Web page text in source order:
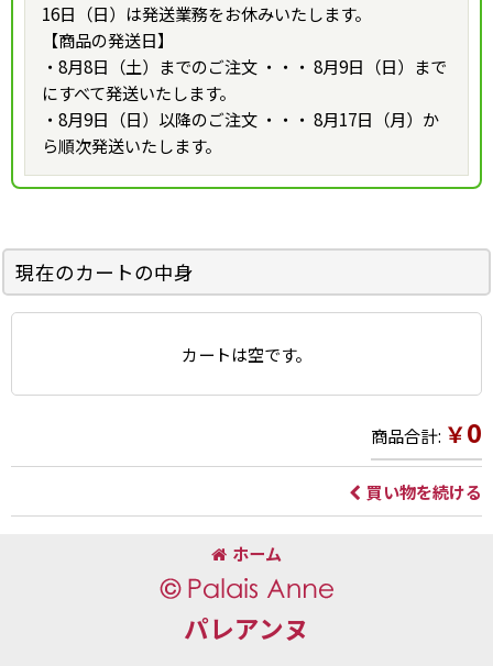
16日（日）は発送業務をお休みいたします。
【商品の発送日】
・8月8日（土）までのご注文 ・・・ 8月9日（日）まで
にすべて発送いたします。
・8月9日（日）以降のご注文 ・・・ 8月17日（月）か
ら順次発送いたします。
現在のカートの中身
カートは空です。
商品合計: ￥0
買い物を続ける
ホーム
パレアンヌ